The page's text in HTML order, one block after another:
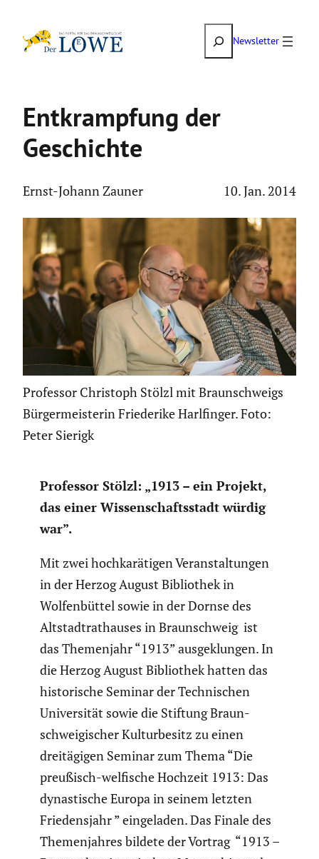
Inhalt
SuchenNewsletter
Entkramp­fung der
Geschichte
Ernst-Johann Zauner 10. Jan. 2014
Professor Christoph Stölzl mit Braunschweigs
Bürgermeisterin Friederike Harlfinger. Foto:
Peter Sierigk
Professor Stölzl: „1913 – ein Projekt,
das einer Wissen­schafts­stadt würdig
war”.
Mit zwei hochka­rä­tigen Veran­stal­tungen
in der Herzog August Biblio­thek in
Wolfen­büttel sowie in der Dornse des
Altstadt­rat­hauses in Braun­schweig ist
das Themen­jahr “1913” ausge­klungen. In
die Herzog August Biblio­thek hatten das
histo­ri­sche Seminar der Techni­schen
Univer­sität sowie die Stiftung Braun­
schwei­gi­scher Kultur­be­sitz zu einen
dreitä­gigen Seminar zum Thema “Die
preußisch-welfische Hochzeit 1913: Das
dynas­ti­sche Europa in seinem letzten
Friedens­jahr ” einge­laden. Das Finale des
Themen­jahres bildete der Vortrag “1913 –